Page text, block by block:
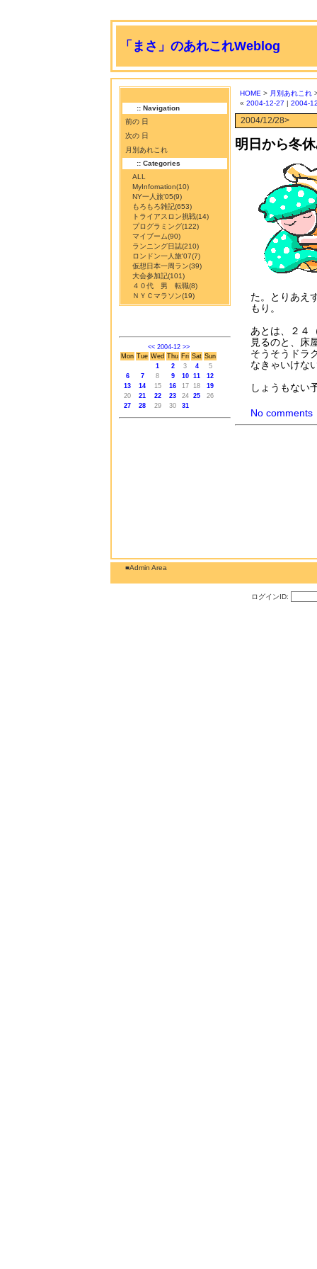
「まさ」のあれこれWeblog
:: Navigation
前の 日
次の 日
月別あれこれ
:: Categories
ALL
MyInfomation(10)
NY一人旅'05(9)
もろもろ雑記(653)
トライアスロン挑戦(14)
プログラミング(122)
マイブーム(90)
ランニング日誌(210)
ロンドン一人旅'07(7)
仮想日本一周ラン(39)
大会参加記(101)
４０代 男 転職(8)
ＮＹＣマラソン(19)
<< 2004-12 >>
Mon Tue Wed Thu Fri Sat Sun
1
2 3 4
5
6
7 8 9 10 11
12
13
14 15 16 17 18
19
20
21 22 23 24 25
26
27
28 29 30 31
HOME > 月別あれこれ
« 2004-12-27 | 2004-
2004/12/28>
明日から冬
た。とりあえ
もり。
あとは、２４
見るのと、床
そうそうドラ
なきゃいけな
しょうもない
No comments
■Admin Area
ログインID: